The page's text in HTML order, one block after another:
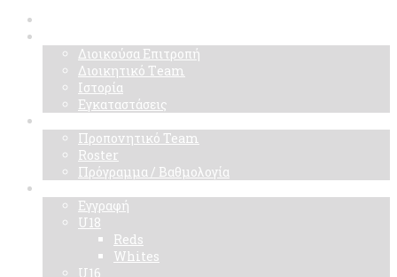
Διοικούσα Επιτροπή
Διοικητικό Τeam
Ιστορία
Εγκαταστάσεις
Προπονητικό Team
Roster
Πρόγραμμα / Βαθμολογία
Εγγραφή
U18
Reds
Whites
U16